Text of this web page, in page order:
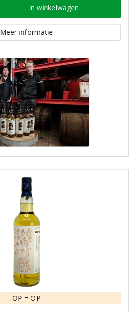
In winkelwagen
Meer informatie
OP = OP